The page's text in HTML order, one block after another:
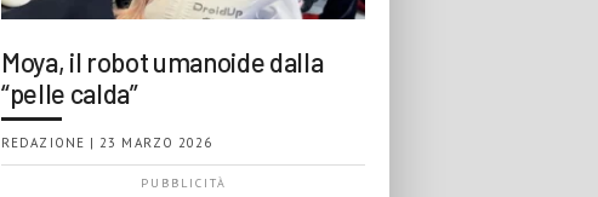
Moya, il robot umanoide dalla
“pelle calda”
REDAZIONE | 23 MARZO 2026